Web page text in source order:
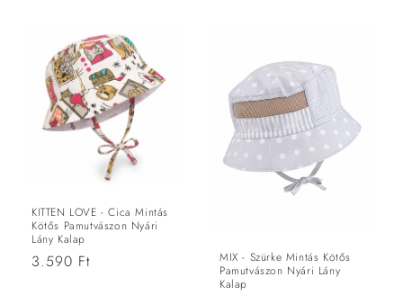
KITTEN LOVE - Cica Mintás
Kötős Pamutvászon Nyári
Lány Kalap
Normál
3.590 Ft
MIX - Szürke Mintás Kötős
Pamutvászon Nyári Lány
Kalap